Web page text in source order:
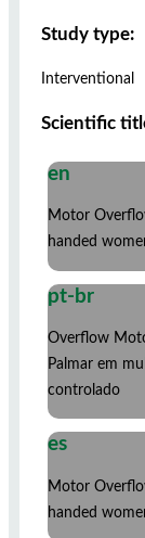
Study type:
Interventional
Scientific
en
Motor
handed
pt-br
Overflow
Palmar em
controlado
es
Motor
handed